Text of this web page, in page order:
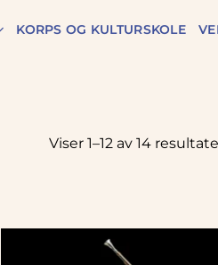
KORPS OG KULTURSKOLE
Viser 1–12 av 14